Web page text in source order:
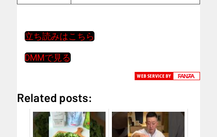
立ち読みはこちら
DMMで見る
Related posts: